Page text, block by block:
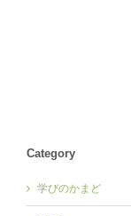
Category
学びのかまど